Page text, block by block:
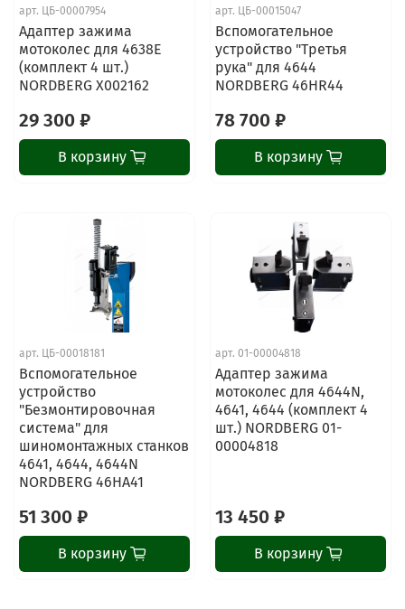
арт. ЦБ-00007954
Адаптер зажима
мотоколес для 4638E
(комплект 4 шт.)
NORDBERG X002162
29 300 ₽
В корзину
арт. ЦБ-00015047
Вспомогательное
устройство "Третья
рука" для 4644
NORDBERG 46HR44
78 700 ₽
В корзину
арт. ЦБ-00018181
Вспомогательное
устройство
"Безмонтировочная
система" для
шиномонтажных станков
4641, 4644, 4644N
NORDBERG 46HA41
51 300 ₽
В корзину
арт. 01-00004818
Адаптер зажима
мотоколес для 4644N,
4641, 4644 (комплект 4
шт.) NORDBERG 01-
00004818
13 450 ₽
В корзину